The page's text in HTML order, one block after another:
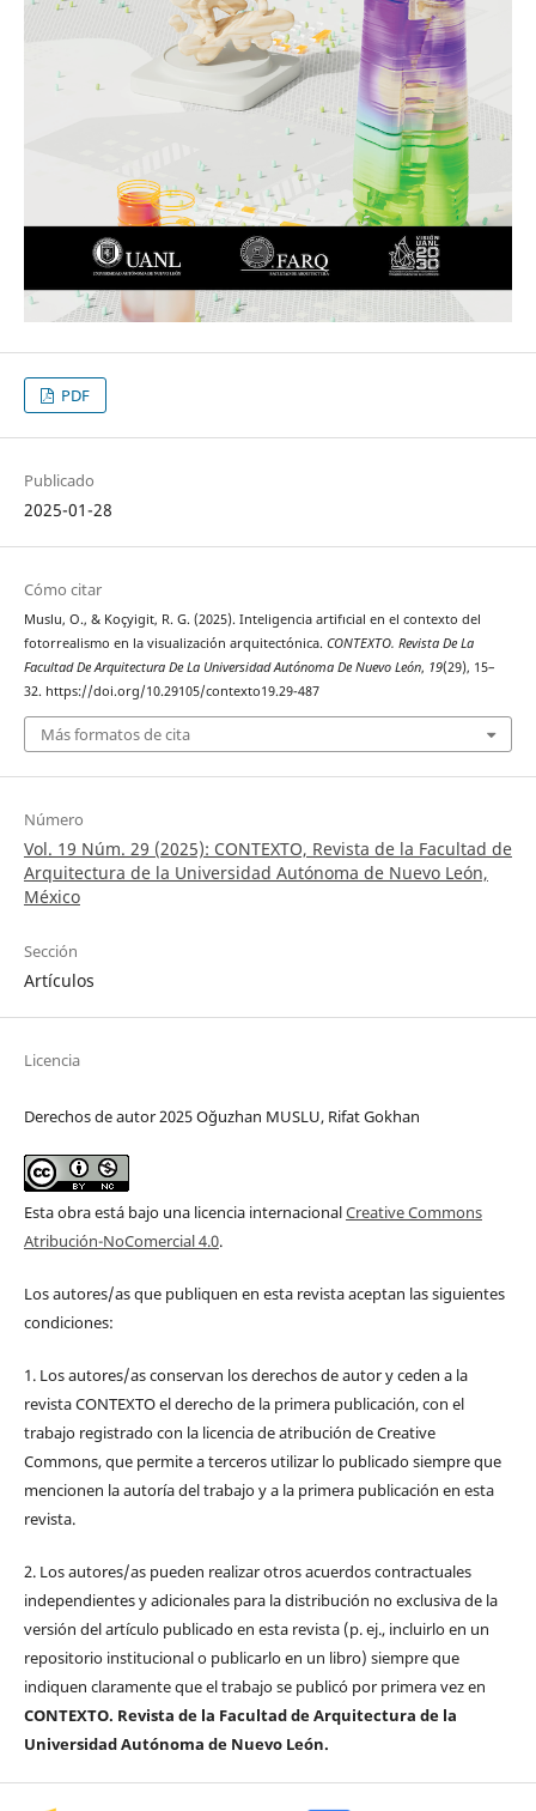
PDF
Publicado
2025-01-28
Cómo citar
Muslu, O., & Koçyigit, R. G. (2025). Inteligencia artifıcial en el contexto del
fotorrealismo en la visualización arquitectónica. CONTEXTO. Revista De La
Facultad De Arquitectura De La Universidad Autónoma De Nuevo León, 19(29), 15–
32. https://doi.org/10.29105/contexto19.29-487
Más formatos de cita
Número
Vol. 19 Núm. 29 (2025): CONTEXTO, Revista de la Facultad de
Arquitectura de la Universidad Autónoma de Nuevo León,
México
Sección
Artículos
Licencia
Derechos de autor 2025 Oğuzhan MUSLU, Rifat Gokhan
Esta obra está bajo una licencia internacionalCreative Commons
Atribución-NoComercial 4.0.
Los autores/as que publiquen en esta revista aceptan las siguientes
condiciones:
1. Los autores/as conservan los derechos de autor y ceden a la
revista CONTEXTO el derecho de la primera publicación, con el
trabajo registrado con la licencia de atribución de Creative
Commons, que permite a terceros utilizar lo publicado siempre que
mencionen la autoría del trabajo y a la primera publicación en esta
revista.
2. Los autores/as pueden realizar otros acuerdos contractuales
independientes y adicionales para la distribución no exclusiva de la
versión del artículo publicado en esta revista (p. ej., incluirlo en un
repositorio institucional o publicarlo en un libro) siempre que
indiquen claramente que el trabajo se publicó por primera vez en
CONTEXTO. Revista de la Facultad de Arquitectura de la
Universidad Autónoma de Nuevo León.